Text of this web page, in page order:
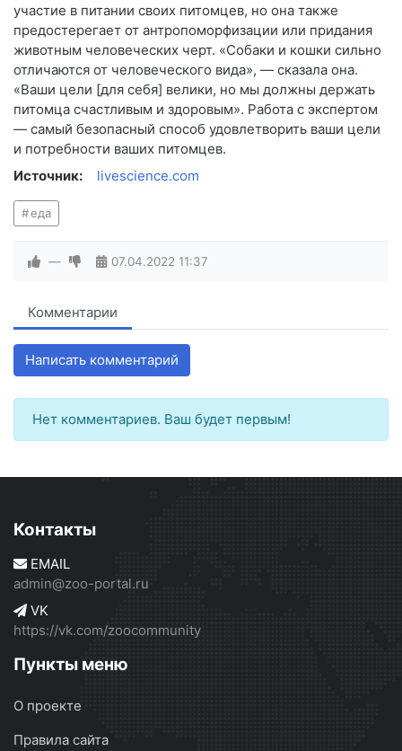
участие в питании своих питомцев, но она также
предостерегает от антропоморфизации или придания
животным человеческих черт. «Собаки и кошки сильно
отличаются от человеческого вида», — сказала она.
«Ваши цели [для себя] велики, но мы должны держать
питомца счастливым и здоровым». Работа с экспертом
— самый безопасный способ удовлетворить ваши цели
и потребности ваших питомцев.
Источник:
livescience.com
еда
— 07.04.2022 11:37
Комментарии
Написать комментарий
Нет комментариев. Ваш будет первым!
Контакты
EMAIL
admin@zoo-portal.ru
VK
https://vk.com/zoocommunity
Пункты меню
О проекте
Правила сайта